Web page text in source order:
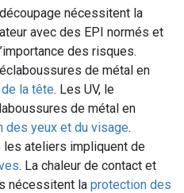
nécessitent la
avec des EPI normés et
des risques.
de métal en
la tête. Les UV, le
de métal en
des yeux et du visage.
ateliers impliquent de
. La chaleur de contact et
nécessitent la protection des